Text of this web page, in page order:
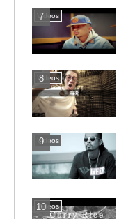
Videos
Videos
Videos
Videos